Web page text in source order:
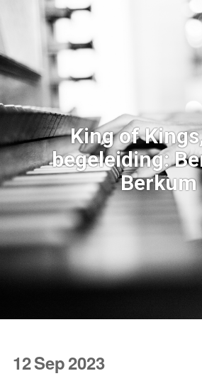
King of
begeleiding:
Berkum
12Sep2023